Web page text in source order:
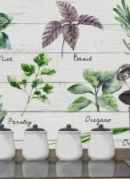
μεταφορικά
BOXNOW αποστολή
Άμεση παράδοση